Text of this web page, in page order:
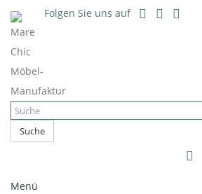
Folgen Sie uns auf
Suche
Menü